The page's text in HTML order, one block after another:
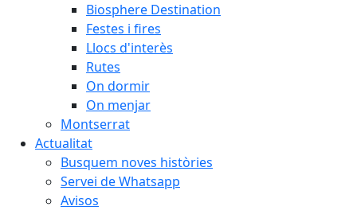
Biosphere Destination
Festes i fires
Llocs d'interès
Rutes
On dormir
On menjar
Montserrat
Actualitat
Busquem noves històries
Servei de Whatsapp
Avisos